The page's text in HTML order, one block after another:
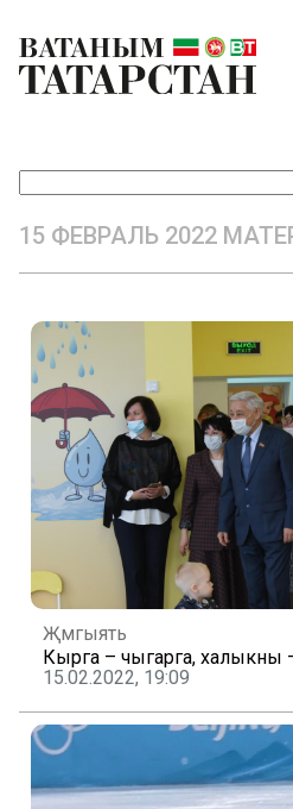
15 ФЕВРАЛЬ 2022
Җәмгыять
Кырга – чыгарга, халыкны
15.02.2022, 19:09